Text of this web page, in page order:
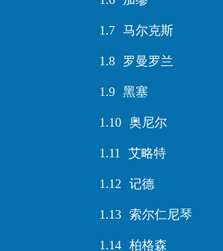
1.7 马尔克斯
1.8 罗曼罗兰
1.9 黑塞
1.10 奥尼尔
1.11 艾略特
1.12 记德
1.13 索尔仁尼琴
1.14 柏格森